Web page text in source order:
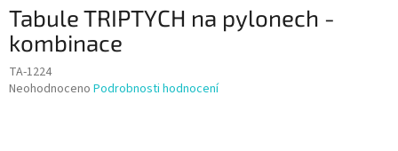
Tabule TRIPTYCH na pylonech -
kombinace
TA-1224
Průměrné
Neohodnoceno Podrobnosti hodnocení